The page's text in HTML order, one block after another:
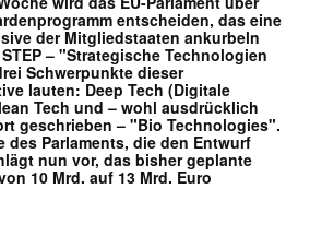
entscheiden, das eine
der Mitgliedstaaten ankurbeln
– "Strategische Technologien
Schwerpunkte dieser
lauten: Deep Tech (Digitale
Tech und – wohl ausdrücklich
geschrieben – "Bio Technologies".
des Parlaments, die den Entwurf
nun vor, das bisher geplante
10 Mrd. auf 13 Mrd. Euro